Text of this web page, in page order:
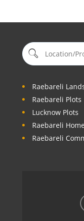
Raebareli
Raebareli Plots
Lucknow Plots
Raebareli
Raebareli